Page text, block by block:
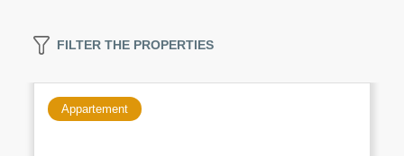
FILTER THE PROPERTIES
Appartement